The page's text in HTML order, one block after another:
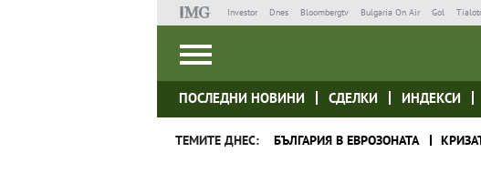
Investor Dnes Bloombergtv Bulgaria On Air Gol
ПОСЛЕДНИ НОВИНИ СДЕЛКИ ИНДЕКСИ
ТЕМИТЕ ДНЕС: БЪЛГАРИЯ В ЕВРОЗОНАТА